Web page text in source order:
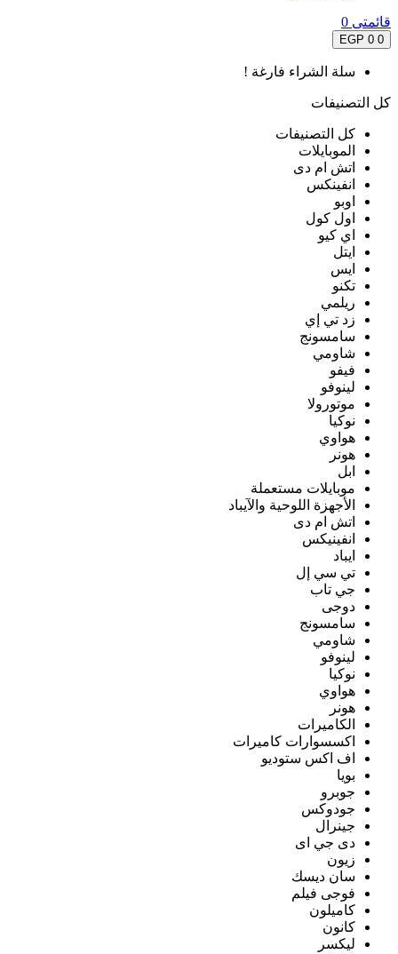
قائمتى 0
0
0 EGP
سلة الشراء فارغة !
كل التصنيفات
كل التصنيفات
الموبايلات
اتش ام دى
انفينكس
اوبو
اول كول
اي كيو
ايتل
ايس
تكنو
ريلمي
زد تي إي
سامسونج
شاومي
فيفو
لينوفو
موتورولا
نوكيا
هواوي
هونر
ابل
موبايلات مستعملة
الأجهزة اللوحية والآيباد
اتش ام دى
انفينيكس
ايباد
تي سي إل
جي تاب
دوجى
سامسونج
شاومي
لينوفو
نوكيا
هواوي
هونر
الكاميرات
اكسسوارات كاميرات
اف اكس ستوديو
بويا
جوبرو
جودوكس
جينرال
دى جي اى
زيون
سان ديسك
فوجى فيلم
كاميلون
كانون
ليكسر